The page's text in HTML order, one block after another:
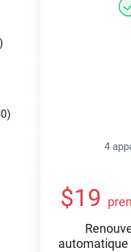
)
)
4
$19
automatique